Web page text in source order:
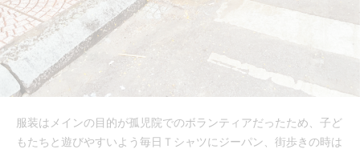
服装はメインの目的が孤児院でのボランティアだったため、子ど
もたちと遊びやすいよう毎日Ｔシャツにジーパン、街歩きの時は